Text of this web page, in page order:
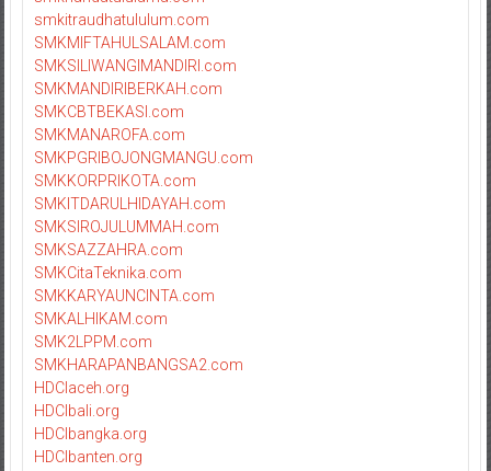
smkitraudhatululum.com
SMKMIFTAHULSALAM.com
SMKSILIWANGIMANDIRI.com
SMKMANDIRIBERKAH.com
SMKCBTBEKASI.com
SMKMANAROFA.com
SMKPGRIBOJONGMANGU.com
SMKKORPRIKOTA.com
SMKITDARULHIDAYAH.com
SMKSIROJULUMMAH.com
SMKSAZZAHRA.com
SMKCitaTeknika.com
SMKKARYAUNCINTA.com
SMKALHIKAM.com
SMK2LPPM.com
SMKHARAPANBANGSA2.com
HDCIaceh.org
HDCIbali.org
HDCIbangka.org
HDCIbanten.org